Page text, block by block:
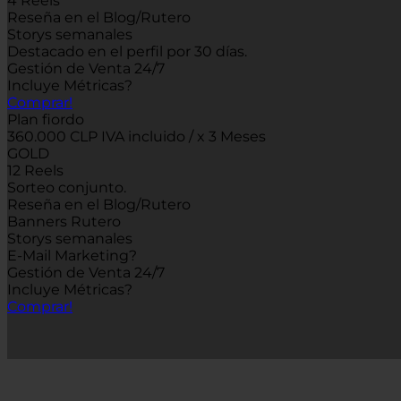
Reseña en el Blog/Rutero
Storys semanales
Destacado en el perfil por 30 días.
Gestión de Venta 24/7
Incluye Métricas?
Comprar!
Plan fiordo
360.000 CLP IVA incluido / x 3 Meses
GOLD
12 Reels
Sorteo conjunto.
Reseña en el Blog/Rutero
Banners Rutero
Storys semanales
E-Mail Marketing?
Gestión de Venta 24/7
Incluye Métricas?
Comprar!